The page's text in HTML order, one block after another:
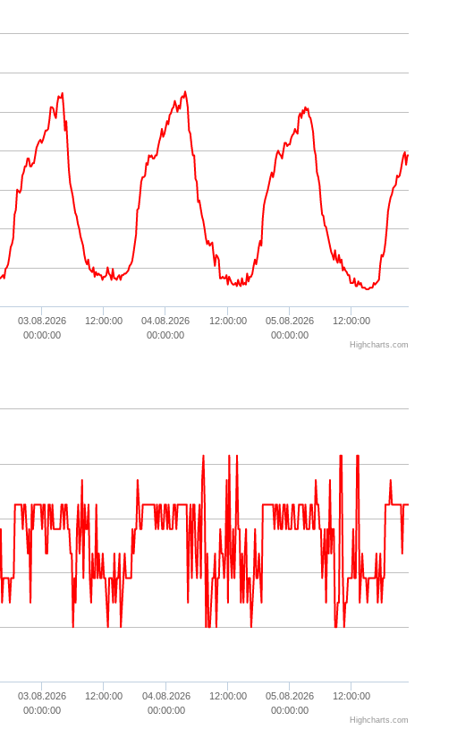
03.08.2026
00:00:00
12:00:00
04.08.2026
00:00:00
12:00:00
05.08.2026
00:00:00
12:00:00
Highcharts.com
03.08.2026
00:00:00
12:00:00
04.08.2026
00:00:00
12:00:00
05.08.2026
00:00:00
12:00:00
Highcharts.com